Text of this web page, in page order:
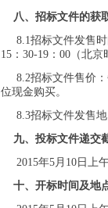
八 、招标文件的获
8.1招标文件发售时
15：30-19：00（北京
8.2招标文件售价：
位现金购买。
8.3招标文件发售地
九、投标文件递交
2015年5 月 10 日上
十、开标时间 及地